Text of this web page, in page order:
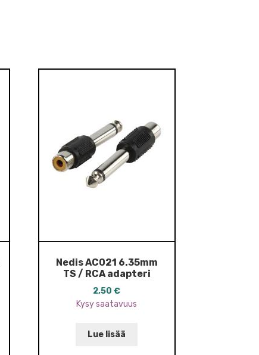
Nedis AC021 6.35mm
TS / RCA adapteri
2,50€
Kysy saatavuus
Lue lisää